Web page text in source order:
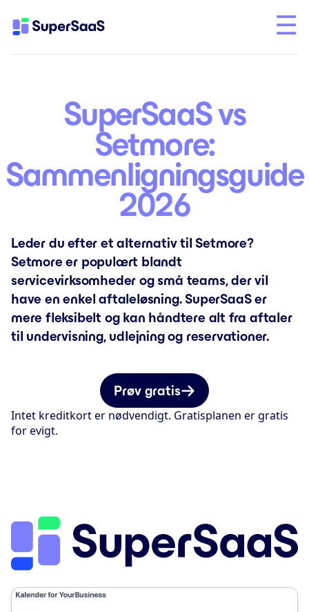
SuperSaaS vs
Setmore:
Sammenligningsguide
2026
Leder du efter et alternativ til Setmore?
Setmore er populært blandt
servicevirksomheder og små teams, der vil
have en enkel aftaleløsning. SuperSaaS er
mere fleksibelt og kan håndtere alt fra aftaler
til undervisning, udlejning og reservationer.
Prøv gratis
Intet kreditkort er nødvendigt. Gratisplanen er gratis
for evigt.